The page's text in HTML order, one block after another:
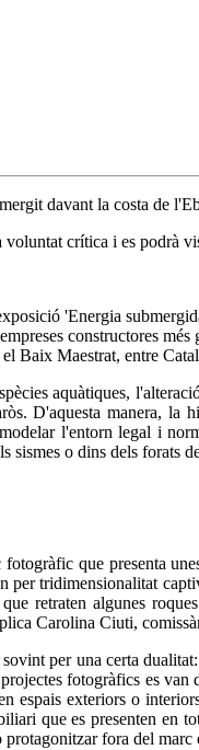
davant la costa de
crítica i es podrà
'Energia
constructores
Baix Maestrat, entre
aquàtiques,
D'aquesta manera, la
l'entorn legal i
sismes o dins dels
que presenta
tridimensionalitat
retraten algunes
Carolina Ciuti,
per una certa
fotogràfics es
exteriors o
que es presenten en
fora del